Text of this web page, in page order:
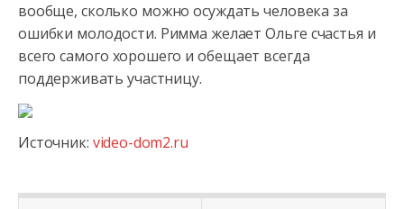
вообще, сколько можно осуждать человека за
ошибки молодости. Римма желает Ольге счастья и
всего самого хорошего и обещает всегда
поддерживать участницу.
Источник: video-dom2.ru